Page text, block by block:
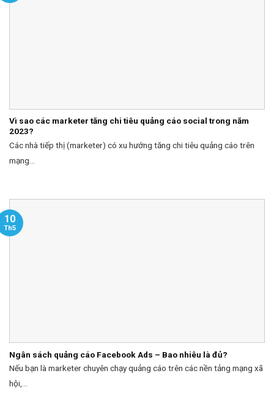
Vì sao các marketer tăng chi tiêu quảng cáo social trong năm
2023?
Các nhà tiếp thị (marketer) có xu hướng tăng chi tiêu quảng cáo trên
mạng...
Ngân sách quảng cáo Facebook Ads – Bao nhiêu là đủ?
Nếu bạn là marketer chuyên chạy quảng cáo trên các nền tảng mạng xã
hội,...
10
Th5